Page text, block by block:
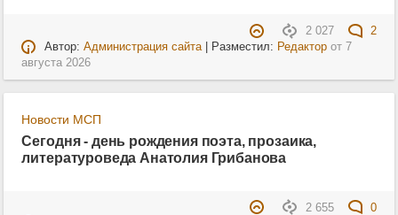
2 027
2
Автор: Администрация сайта| Разместил: Редакторот 7
августа 2026
Новости МСП
Сегодня - день рождения поэта, прозаика,
литературоведа Анатолия Грибанова
2 655
0